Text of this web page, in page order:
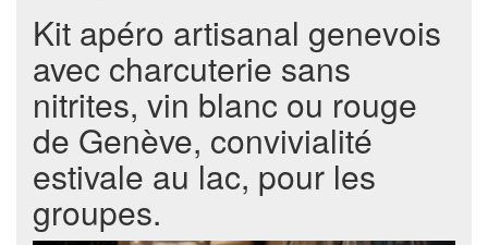
Kit apéro artisanal genevois
avec charcuterie sans
nitrites, vin blanc ou rouge
de Genève, convivialité
estivale au lac, pour les
groupes.